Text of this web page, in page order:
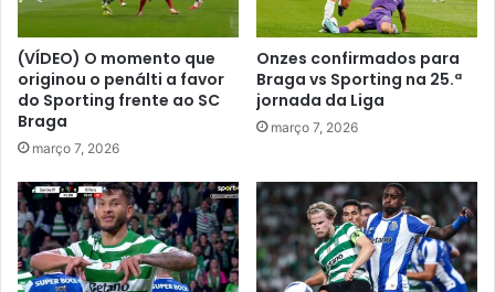
(VÍDEO) O momento que
originou o penálti a favor
do Sporting frente ao SC
Braga
março 7, 2026
Onzes confirmados para
Braga vs Sporting na 25.ª
jornada da Liga
março 7, 2026